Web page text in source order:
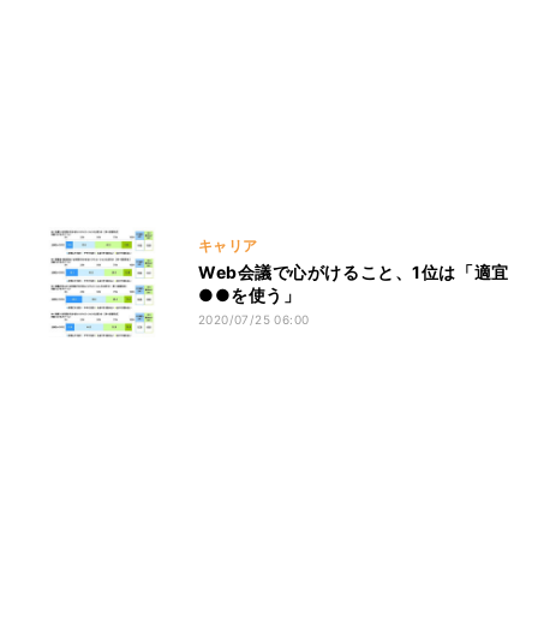
キャリア
Web会議で心がけること、1位は「適宜
●●を使う」
2020/07/25 06:00